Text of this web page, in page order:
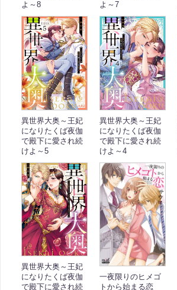
よ～8
よ～7
異世界大奥～王妃
になりたくば夜伽
で殿下に愛され続
けよ～5
異世界大奥～王妃
になりたくば夜伽
で殿下に愛され続
けよ～4
異世界大奥～王妃
になりたくば夜伽
で殿下に愛され続
一夜限りのヒメゴ
トから始まる恋